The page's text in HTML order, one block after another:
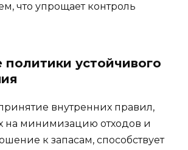
что упрощает контроль
политики устойчивого
внутренних правил,
на минимизацию отходов и
к запасам, способствует